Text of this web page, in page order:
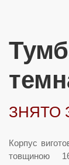
ЗНЯТО
Корпус
товщиною